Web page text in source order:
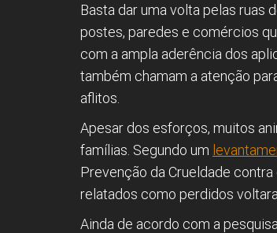
Basta dar uma volta pelas ruas
postes, paredes e comércios
com a ampla aderência dos
também chamam a atenção
aflitos.
Apesar dos esforços, muitos
famílias. Segundo um
Prevenção da Crueldade
relatados como perdidos
Ainda de acordo com a